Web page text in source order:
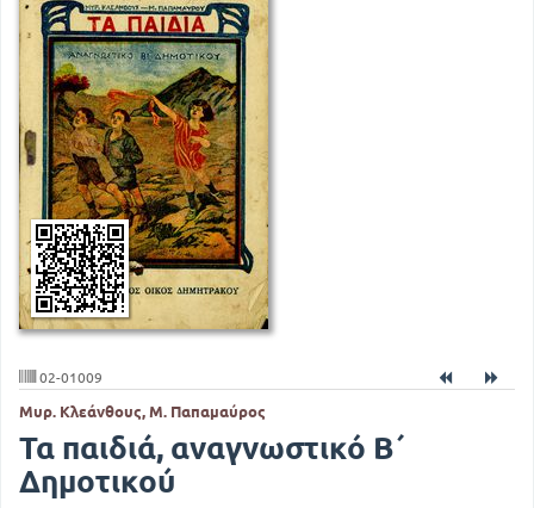
02-01009
Μυρ. Κλεάνθους, Μ. Παπαμαύρος
Τα παιδιά, αναγνωστικό Β΄
Δημοτικού